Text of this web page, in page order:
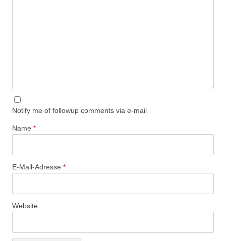
Notify me of followup comments via e-mail
Name *
E-Mail-Adresse *
Website